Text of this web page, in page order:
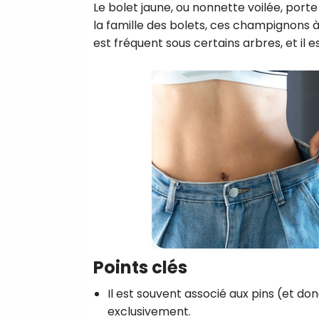
Le bolet jaune, ou nonnette voilée,
la famille des bolets, ces champignons
est fréquent sous certains arbres, et il
Points clés
Il est souvent associé aux pins (et
exclusivement.